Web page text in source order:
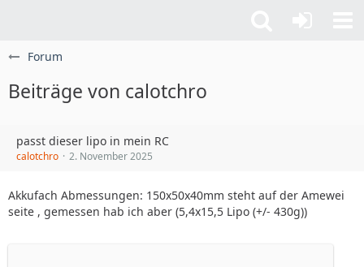
Forum
Beiträge von calotchro
passt dieser lipo in mein RC
calotchro 2. November 2025
Akkufach Abmessungen: 150x50x40mm steht auf der Amewei
seite , gemessen hab ich aber (5,4x15,5 Lipo (+/- 430g))